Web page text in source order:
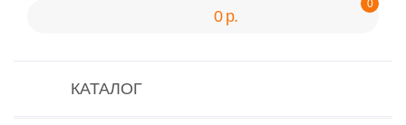
0
0 р.
КАТАЛОГ